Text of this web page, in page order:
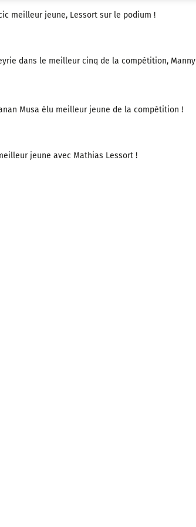
meilleur jeune, Lessort sur le podium !
dans le meilleur cinq de la compétition, Manny
Musa élu meilleur jeune de la compétition !
jeune avec Mathias Lessort !